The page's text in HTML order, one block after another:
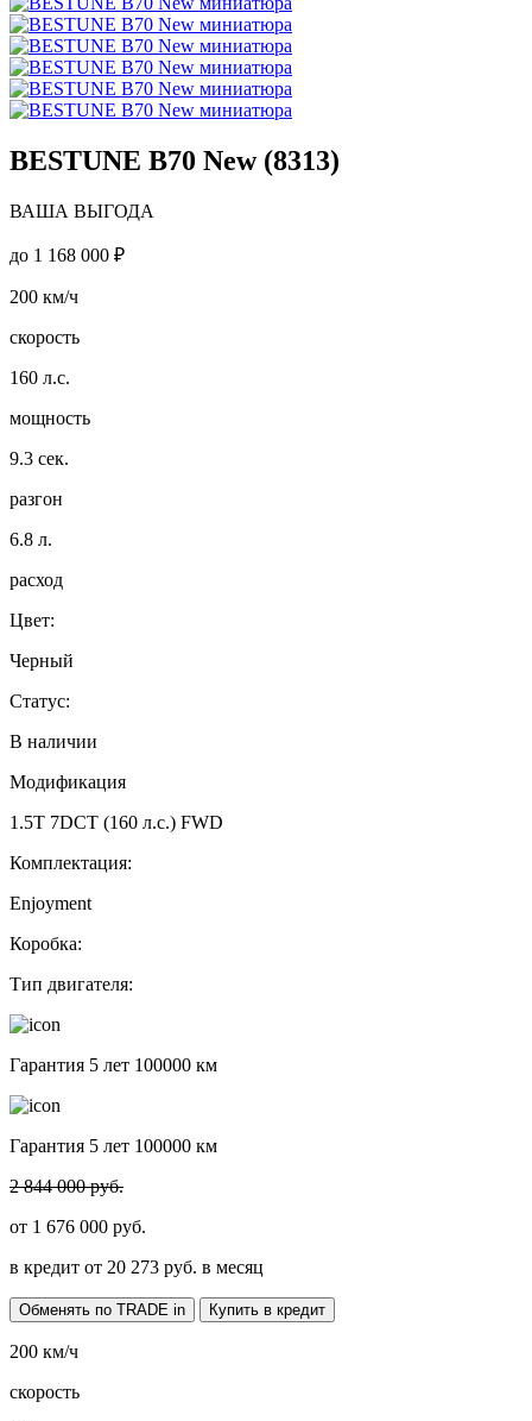
BESTUNE B70 New (8313)
ВАША ВЫГОДА
до 1 168 000 ₽
200 км/ч
скорость
160 л.с.
мощность
9.3 сек.
разгон
6.8 л.
расход
Цвет:
Черный
Статус:
В наличии
Модификация
1.5T 7DCT (160 л.с.) FWD
Комплектация:
Enjoyment
Коробка:
Тип двигателя:
Гарантия 5 лет 100000 км
Гарантия 5 лет 100000 км
2 844 000 руб.
от 1 676 000 руб.
в кредит от 20 273 руб. в месяц
Обменять по TRADE in Купить в кредит
200 км/ч
скорость